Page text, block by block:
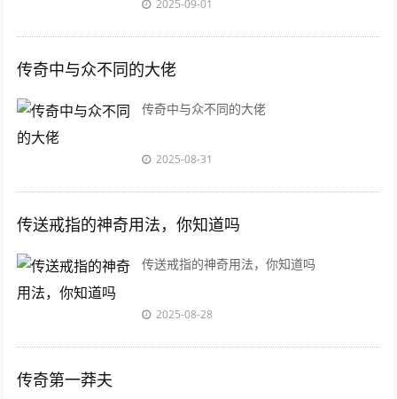
2025-09-01
传奇中与众不同的大佬
传奇中与众不同的大佬
2025-08-31
传送戒指的神奇用法，你知道吗
传送戒指的神奇用法，你知道吗
2025-08-28
传奇第一莽夫